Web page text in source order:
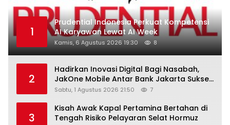
1
Prudential Indonesia Perkuat Kompetensi
AI Karyawan Lewat AI Week
Kamis, 6 Agustus 2026 19:30 8
2
Hadirkan Inovasi Digital Bagi Nasabah,
JakOne Mobile Antar Bank Jakarta Sukses
Raih Digital Excellence Awards 2026
Sabtu, 1 Agustus 2026 21:50 7
3
Kisah Awak Kapal Pertamina Bertahan di
Tengah Risiko Pelayaran Selat Hormuz